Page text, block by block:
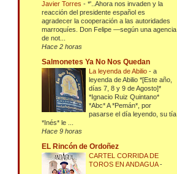
Javier Torres-*'..Ahora nos invaden y la
reacción del presidente español es
agradecer la cooperación a las autoridades
marroquíes. Don Felipe —según una agencia
de not...
Hace 2 horas
Salmonetes Ya No Nos Quedan
La leyenda de Abilio-a
leyenda de Abilio *[Este año,
días 7, 8 y 9 de Agosto]*
*Ignacio Ruiz Quintano*
*Abc* A *Pemán*, por
pasarse el día leyendo, su tía
*Inés* le ...
Hace 9 horas
EL Rincón de Ordoñez
CARTEL CORRIDA DE
TOROS EN ANDAGUA-